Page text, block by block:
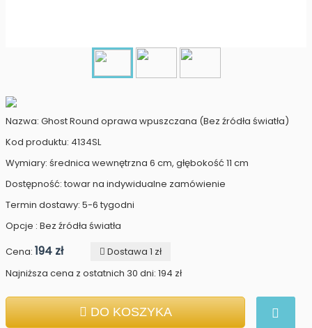
Nazwa: Ghost Round oprawa wpuszczana (Bez źródła światła)
Kod produktu: 4134SL
Wymiary: średnica wewnętrzna 6 cm, głębokość 11 cm
Dostępność: towar na indywidualne zamówienie
Termin dostawy: 5-6 tygodni
Opcje : Bez źródła światła
Cena: 194 zł
Dostawa 1 zł
Najniższa cena z ostatnich 30 dni: 194 zł
DO KOSZYKA